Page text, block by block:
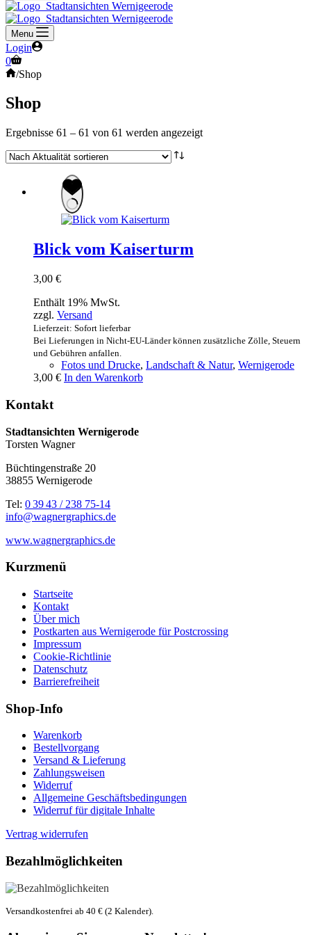
Menu
Login
Warenkorb
0
Start
/Shop
Shop
Ergebnisse 61 – 61 von 61 werden angezeigtNach
Blick vom Kaiserturm
3,00 €
Enthält 19% MwSt.
zzgl. Versand
Lieferzeit: Sofort lieferbar
Bei Lieferungen in Nicht-EU-Länder können zusätzliche Zölle, Steuern
und Gebühren anfallen.
Fotos und Drucke, Landschaft & Natur, Wernigerode
3,00 € In den Warenkorb
Kontakt
Stadtansichten Wernigerode
Torsten Wagner
Büchtingenstraße 20
38855 Wernigerode
Tel: 0 39 43 / 238 75-14
info@wagnergraphics.de
www.wagnergraphics.de
Kurzmenü
Startseite
Kontakt
Über mich
Postkarten aus Wernigerode für Postcrossing
Impressum
Cookie-Richtlinie
Datenschutz
Barrierefreiheit
Shop-Info
Warenkorb
Bestellvorgang
Versand & Lieferung
Zahlungsweisen
Widerruf
Allgemeine Geschäftsbedingungen
Widerruf für digitale Inhalte
Vertrag widerrufen
Bezahlmöglichkeiten
Versandkostenfrei ab 40 € (2 Kalender).